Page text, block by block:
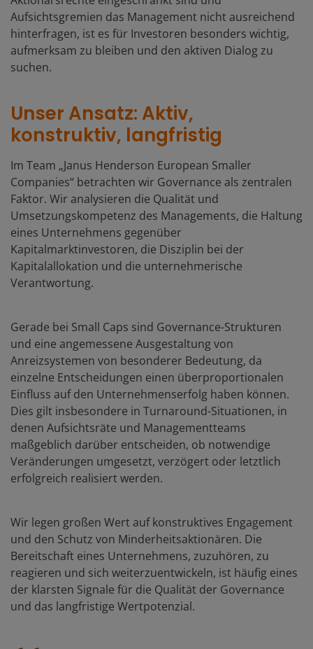
Aufsichtsgremien das Management nicht ausreichend
hinterfragen, ist es für Investoren besonders wichtig,
aufmerksam zu bleiben und den aktiven Dialog zu
suchen.
Unser Ansatz: Aktiv,
konstruktiv, langfristig
Im Team „Janus Henderson European Smaller
Companies“ betrachten wir Governance als zentralen
Faktor. Wir analysieren die Qualität und
Umsetzungskompetenz des Managements, die Haltung
eines Unternehmens gegenüber
Kapitalmarktinvestoren, die Disziplin bei der
Kapitalallokation und die unternehmerische
Verantwortung.
Gerade bei Small Caps sind Governance-Strukturen
und eine angemessene Ausgestaltung von
Anreizsystemen von besonderer Bedeutung, da
einzelne Entscheidungen einen überproportionalen
Einfluss auf den Unternehmenserfolg haben können.
Dies gilt insbesondere in Turnaround-Situationen, in
denen Aufsichtsräte und Managementteams
maßgeblich darüber entscheiden, ob notwendige
Veränderungen umgesetzt, verzögert oder letztlich
erfolgreich realisiert werden.
Wir legen großen Wert auf konstruktives Engagement
und den Schutz von Minderheitsaktionären. Die
Bereitschaft eines Unternehmens, zuzuhören, zu
reagieren und sich weiterzuentwickeln, ist häufig eines
der klarsten Signale für die Qualität der Governance
und das langfristige Wertpotenzial.